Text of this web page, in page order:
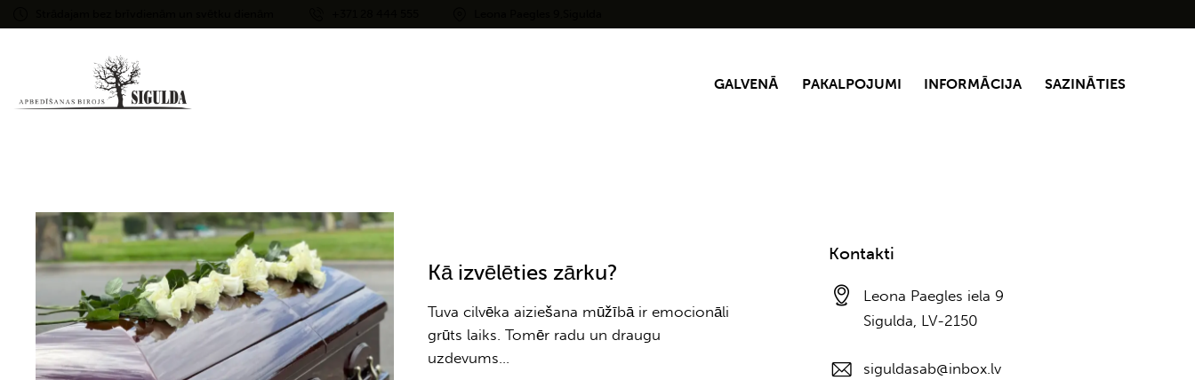
GALVENĀ PAKALPOJUMI INFORMĀCIJA SAZINĀTIES
Kā izvēlēties zārku?
Tuva cilvēka aiziešana mūžībā ir emocionāli
grūts laiks. Tomēr radu un draugu
uzdevums…
Kontakti
Leona Paegles iela 9
Sigulda, LV-2150
siguldasab@inbox.lv